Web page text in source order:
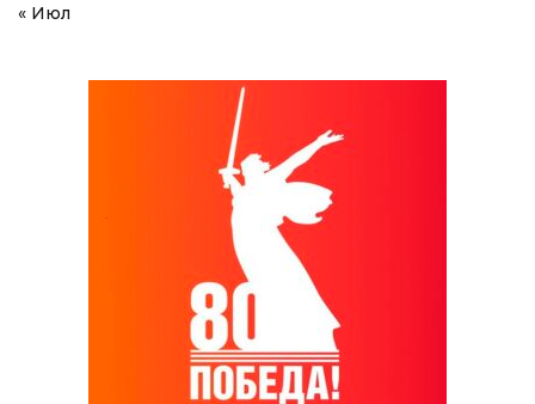
« Июл